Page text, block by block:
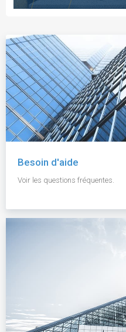
Besoin d'aide
Voir les questions fréquentes.